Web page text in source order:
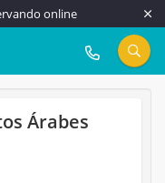
online
917 815 555
Árabes